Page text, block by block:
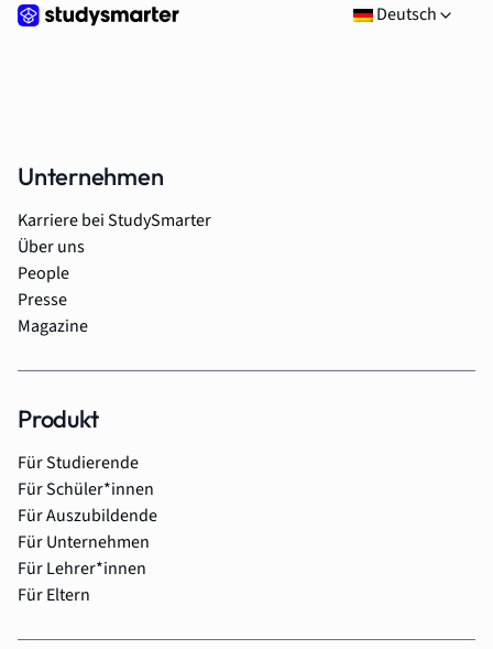
Deutsch
Unternehmen
Karriere bei StudySmarter
Über uns
People
Presse
Magazine
Produkt
Für Studierende
Für Schüler*innen
Für Auszubildende
Für Unternehmen
Für Lehrer*innen
Für Eltern